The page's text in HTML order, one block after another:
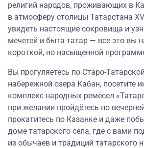
религий народов, проживающих в
в атмосферу столицы Татарстана
увидеть настоящие сокровища и
мечетей и быта татар — все это вы
короткой, но насыщенной
Вы прогуляетесь по Старо-
набережной озера Кабан, посетите
комплекс народных ремёсел
при желании пройдётесь по
прокатитесь по Казанке и даже
доме татарского села, где с вами
из обычаев и традиций татарского